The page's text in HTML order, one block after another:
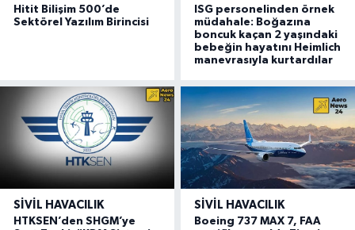
Hitit Bilişim 500’de
Sektörel Yazılım Birincisi
ISG personelinden örnek
müdahale: Boğazına
boncuk kaçan 2 yaşındaki
bebeğin hayatını Heimlich
manevrasıyla kurtardılar
SIVIL HAVACILIK
HTKSEN’den SHGM’ye
SIVIL HAVACILIK
Boeing 737 MAX 7, FAA